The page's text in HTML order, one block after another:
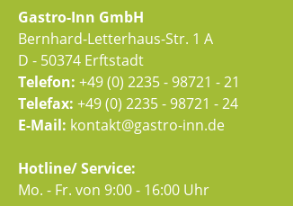
Gastro-Inn GmbH
Bernhard-Letterhaus-Str. 1 A
D - 50374 Erftstadt
Telefon: +49 (0) 2235 - 98721 - 21
Telefax: +49 (0) 2235 - 98721 - 24
E-Mail: kontakt@gastro-inn.de
Hotline/ Service:
Mo. - Fr. von 9:00 - 16:00 Uhr